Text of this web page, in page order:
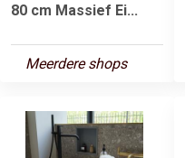
80 cm Massief Ei...
Meerdere shops